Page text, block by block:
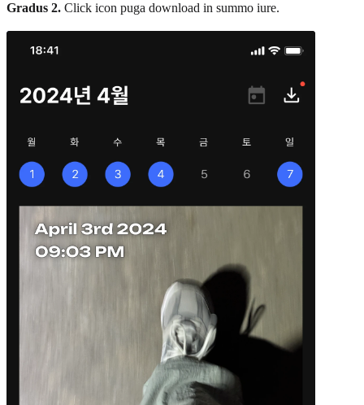
Gradus 2. Click icon puga download in summo iure.